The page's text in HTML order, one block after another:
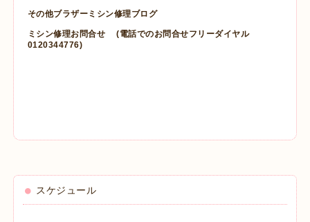
その他ブラザーミシン修理ブログ
ミシン修理お問合せ
(電話でのお問合せフリーダイヤル
0120344776)
スケジュール